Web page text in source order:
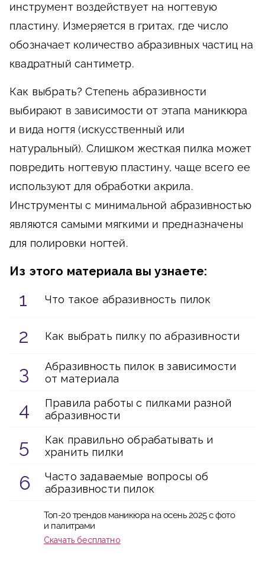
инструмент воздействует на ногтевую
пластину. Измеряется в гритах, где число
обозначает количество абразивных частиц на
квадратный сантиметр.
Как выбрать?Степень абразивности
выбирают в зависимости от этапа маникюра
и вида ногтя (искусственный или
натуральный). Слишком жесткая пилка может
повредить ногтевую пластину, чаще всего ее
используют для обработки акрила.
Инструменты с минимальной абразивностью
являются самыми мягкими и предназначены
для полировки ногтей.
Из этого материала вы узнаете:
Что такое абразивность пилок
Как выбрать пилку по абразивности
Абразивность пилок в зависимости
от материала
Правила работы с пилками разной
абразивности
Как правильно обрабатывать и
хранить пилки
Часто задаваемые вопросы об
абразивности пилок
Топ-20 трендов маникюра на осень 2025 с фото
и палитрами
Скачать бесплатно